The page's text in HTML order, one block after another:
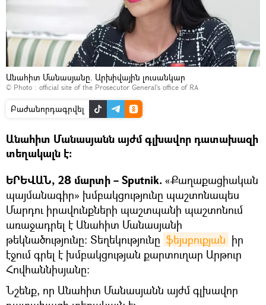
Անահիտ Մանասյանը. Արխիվային լուսանկար
© Photo : official site of the Prosecutor General's office of RA
Բաժանորդագրվել
Անահիտ Մանասյանն այժմ գլխավոր դատախազի
տեղակալն է։
ԵՐԵՎԱՆ, 28 մարտի – Sputnik. «Քաղաքացիական
պայմանագիր» խմբակցությունը պաշտոնապես
Մարդու իրավունքների պաշտպանի պաշտոնում
առաջադրել է Անահիտ Մանասյանի
թեկնածությունը: Տեղեկությունը ֆեյսբուքյան իր
էջում գրել է խմբակցության քարտուղար Արթուր
Հովհաննիսյանը։
Նշենք, որ Անահիտ Մանասյանն այժմ գլխավոր